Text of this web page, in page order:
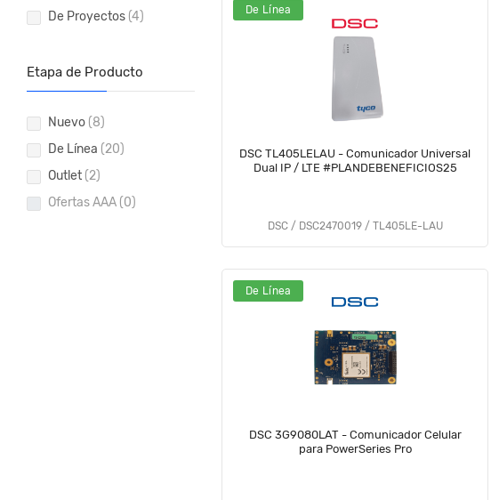
De Línea
DSC TL405LELAU - Comunicador Universal
Dual IP / LTE #PLANDEBENEFICIOS25
DSC / DSC2470019 / TL405LE-LAU
De Línea
DSC 3G9080LAT - Comunicador Celular
para PowerSeries Pro
De Proyectos (4)
Etapa de Producto
Nuevo (8)
De Línea (20)
Outlet (2)
Ofertas AAA (0)